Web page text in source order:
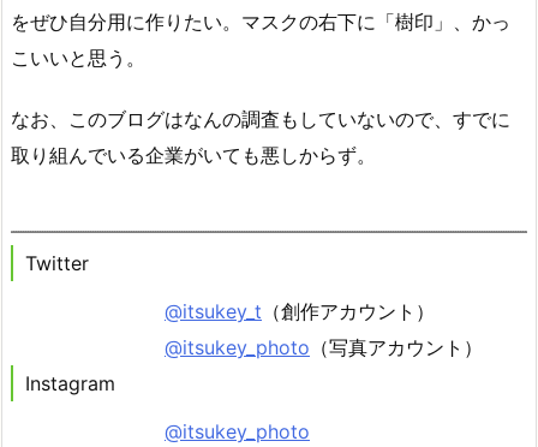
をぜひ自分用に作りたい。マスクの右下に「樹印」、かっ
こいいと思う。
なお、このブログはなんの調査もしていないので、すでに
取り組んでいる企業がいても悪しからず。
Twitter
@itsukey_t （創作アカウント）
@itsukey_photo （写真アカウント）
Instagram
@itsukey_photo